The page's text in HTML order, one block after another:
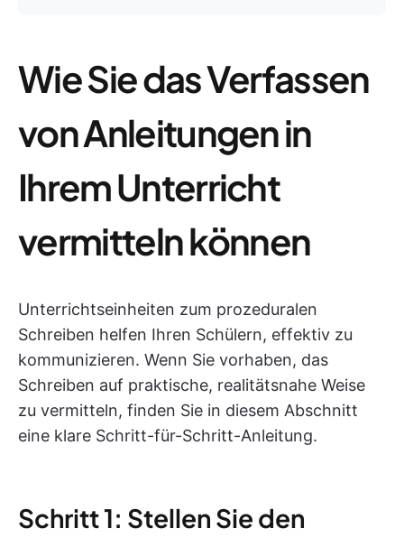
Wie Sie das Verfassen
von Anleitungen in
Ihrem Unterricht
vermitteln können
Unterrichtseinheiten zum prozeduralen
Schreiben helfen Ihren Schülern, effektiv zu
kommunizieren. Wenn Sie vorhaben, das
Schreiben auf praktische, realitätsnahe Weise
zu vermitteln, finden Sie in diesem Abschnitt
eine klare Schritt-für-Schritt-Anleitung.
Schritt 1: Stellen Sie den